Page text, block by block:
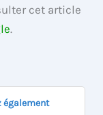
cet article
.
également